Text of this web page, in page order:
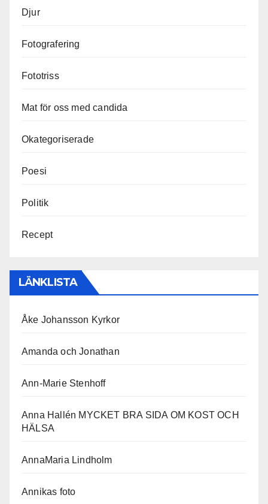
Djur
Fotografering
Fototriss
Mat för oss med candida
Okategoriserade
Poesi
Politik
Recept
LÄNKLISTA
Åke Johansson Kyrkor
Amanda och Jonathan
Ann-Marie Stenhoff
Anna Hallén MYCKET BRA SIDA OM KOST OCH
HÄLSA
AnnaMaria Lindholm
Annikas foto